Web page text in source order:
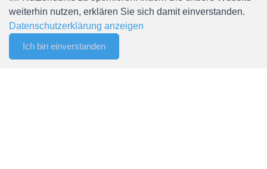
Filter Merkliste
Weitere Informationen
weiterhin nutzen, erklären Sie sich damit einverstanden.
Datenschutzerklärung anzeigen
Ich bin einverstanden